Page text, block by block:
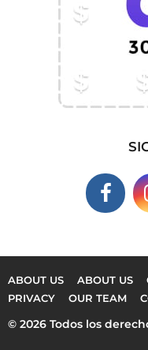
ABOUT US ABOUT US
PRIVACY
OUR TEAM
© 2026 Todos los